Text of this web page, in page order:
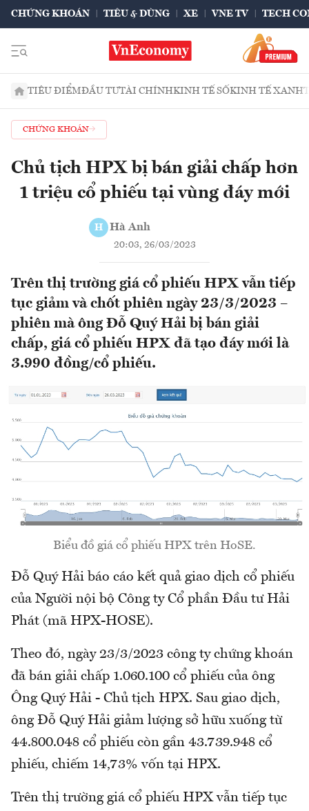
CHỨNG KHOÁN TIÊU & DÙNG XE VNE TV TECH
TIÊU ĐIỂMĐẦU TƯTÀI CHÍNHKINH TẾ SỐKINH TẾ XANH
CHỨNG KHOÁN
Chủ tịch HPX bị bán giải chấp hơn
1 triệu cổ phiếu tại vùng đáy mới
H Hà Anh
20:03, 26/03/2023
Trên thị trường giá cổ phiếu HPX vẫn tiếp
tục giảm và chốt phiên ngày 23/3/2023 –
phiên mà ông Đỗ Quý Hải bị bán giải
chấp, giá cổ phiếu HPX đã tạo đáy mới là
3.990 đồng/cổ phiếu.
Biểu đồ giá cổ phiếu HPX trên HoSE.
Đỗ Quý Hải báo cáo kết quả giao dịch cổ phiếu
của Người nội bộ Công ty Cổ phần Đầu tư Hải
Phát (mã HPX-HOSE).
Theo đó, ngày 23/3/2023 công ty chứng khoán
đã bán giải chấp 1.060.100 cổ phiếu của ông
Ông Quý Hải - Chủ tịch HPX. Sau giao dịch,
ông Đỗ Quý Hải giảm lượng sở hữu xuống từ
44.800.048 cổ phiếu còn gần 43.739.948 cổ
phiếu, chiếm 14,73% vốn tại HPX.
Trên thị trường giá cổ phiếu HPX vẫn tiếp tục